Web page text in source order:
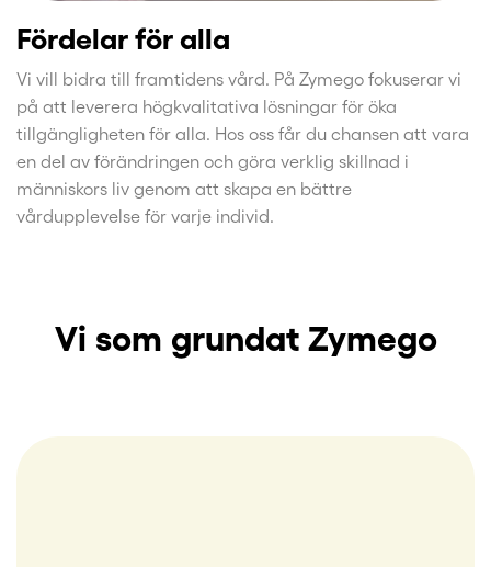
Fördelar för alla
Vi vill bidra till framtidens vård. På Zymego fokuserar vi
på att leverera högkvalitativa lösningar för öka
tillgängligheten för alla. Hos oss får du chansen att vara
en del av förändringen och göra verklig skillnad i
människors liv genom att skapa en bättre
vårdupplevelse för varje individ.
Vi som grundat Zymego